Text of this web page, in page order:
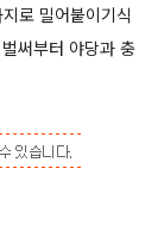
로 밀어붙이기식
써부터 야당과 충